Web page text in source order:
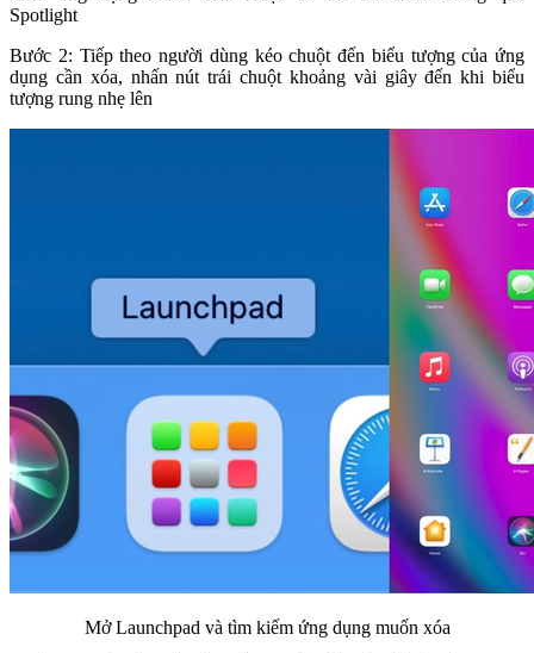
Spotlight
Bước 2: Tiếp theo người dùng kéo chuột đến biểu tượng của ứng
dụng cần xóa, nhấn nút trái chuột khoảng vài giây đến khi biểu
tượng rung nhẹ lên
Mở Launchpad và tìm kiếm ứng dụng muốn xóa